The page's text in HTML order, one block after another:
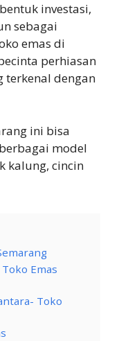
investasi,
sebagai
emas di
perhiasan
terkenal dengan
ini bisa
model
kalung, cincin
Emas
Toko